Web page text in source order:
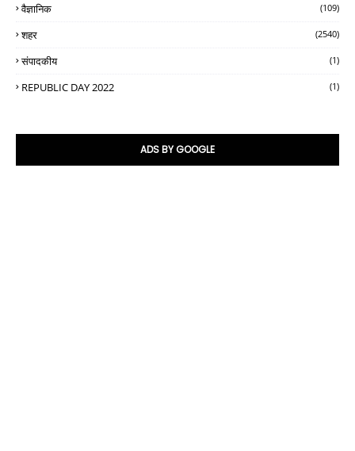
वैज्ञानिक (109)
शहर (2540)
संपादकीय (1)
REPUBLIC DAY 2022 (1)
ADS BY GOOGLE